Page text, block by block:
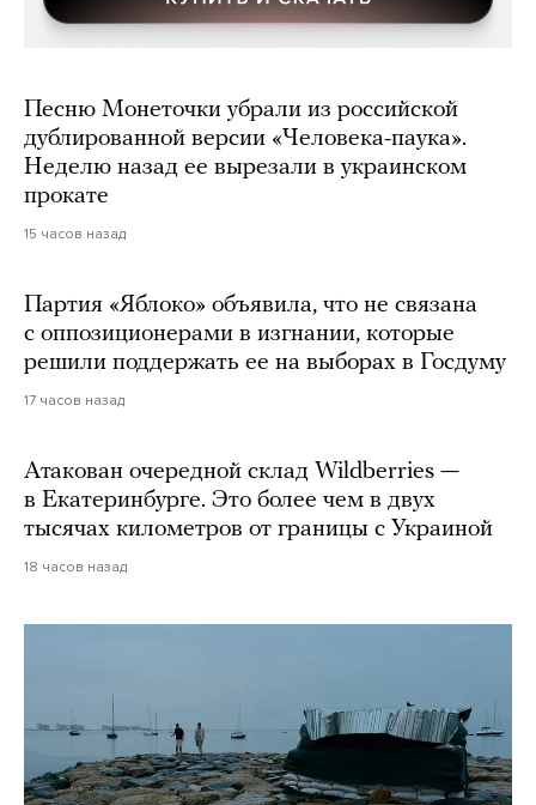
Песню Монеточки убрали из российской
дублированной версии «Человека-паука».
Неделю назад ее вырезали в украинском
прокате
15 часов назад
Партия «Яблоко» объявила, что не связана
с оппозиционерами в изгнании, которые
решили поддержать ее на выборах в Госдуму
17 часов назад
Атакован очередной склад Wildberries —
в Екатеринбурге. Это более чем в двух
тысячах километров от границы с Украиной
18 часов назад